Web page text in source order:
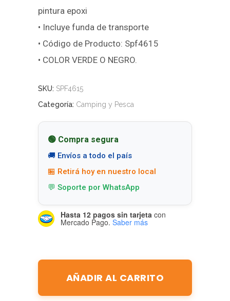
pintura epoxi
• Incluye funda de transporte
• Código de Producto: Spf4615
• COLOR VERDE O NEGRO.
SKU: SPF4615
Categoría: Camping y Pesca
🟢 Compra segura
🚚 Envíos a todo el país
🏪 Retirá hoy en nuestro local
💬 Soporte por WhatsApp
Hasta 12 pagos sin tarjeta con
Mercado Pago. Saber más
AÑADIR AL CARRITO